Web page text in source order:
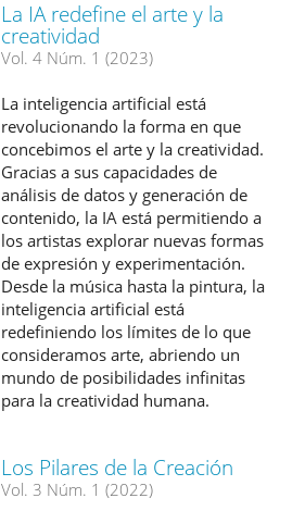
La IA redefine el arte y la
creatividad
Vol. 4 Núm. 1 (2023)
La inteligencia artificial está
revolucionando la forma en que
concebimos el arte y la creatividad.
Gracias a sus capacidades de
análisis de datos y generación de
contenido, la IA está permitiendo a
los artistas explorar nuevas formas
de expresión y experimentación.
Desde la música hasta la pintura, la
inteligencia artificial está
redefiniendo los límites de lo que
consideramos arte, abriendo un
mundo de posibilidades infinitas
para la creatividad humana.
Los Pilares de la Creación
Vol. 3 Núm. 1 (2022)